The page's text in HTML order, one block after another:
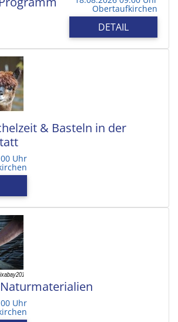
Obertaufkirchen
DETAIL
& Basteln in der
Uhr
Uhr